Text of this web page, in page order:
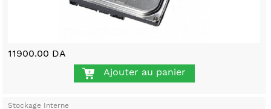
11900.00 DA
Ajouter au panier
Stockage Interne